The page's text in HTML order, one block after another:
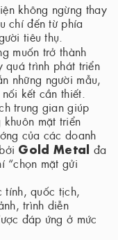
không ngừng thay
chí đến từ phía
tiêu thụ.
muốn trở thành
quá trình phát triển
những người mẫu,
kết cần thiết.
trung gian giúp
mặt triển
của các doanh
Gold Metal đa
“chọn mặt gửi
quốc tịch,
trình diễn
đáp ứng ở mức